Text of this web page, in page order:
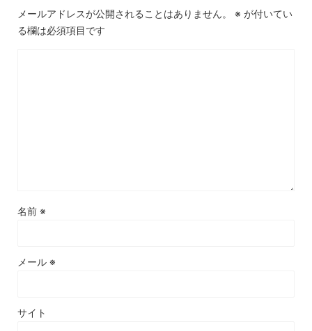
メールアドレスが公開されることはありません。 ※ が付いてい
る欄は必須項目です
名前 ※
メール ※
サイト